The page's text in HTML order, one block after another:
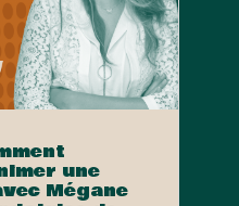
une
Mégane